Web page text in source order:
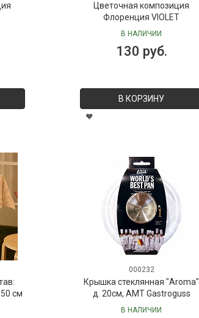
Цветочная композиция
Флоренция VIOLET
В НАЛИЧИИ
130 руб.
В КОРЗИНУ
см
000232
Крышка стеклянная "Aroma"
д. 20см, AMT Gastroguss
В НАЛИЧИИ